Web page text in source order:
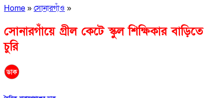
Home»সোনারগাঁও »
সোনারগাঁয়ে গ্রীল কেটে স্কুল শিক্ষিকার বাড়িতে
চুরি